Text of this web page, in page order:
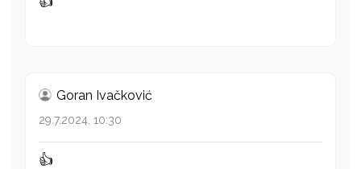
Goran Ivačković
29.7.2024. 10:30
👍